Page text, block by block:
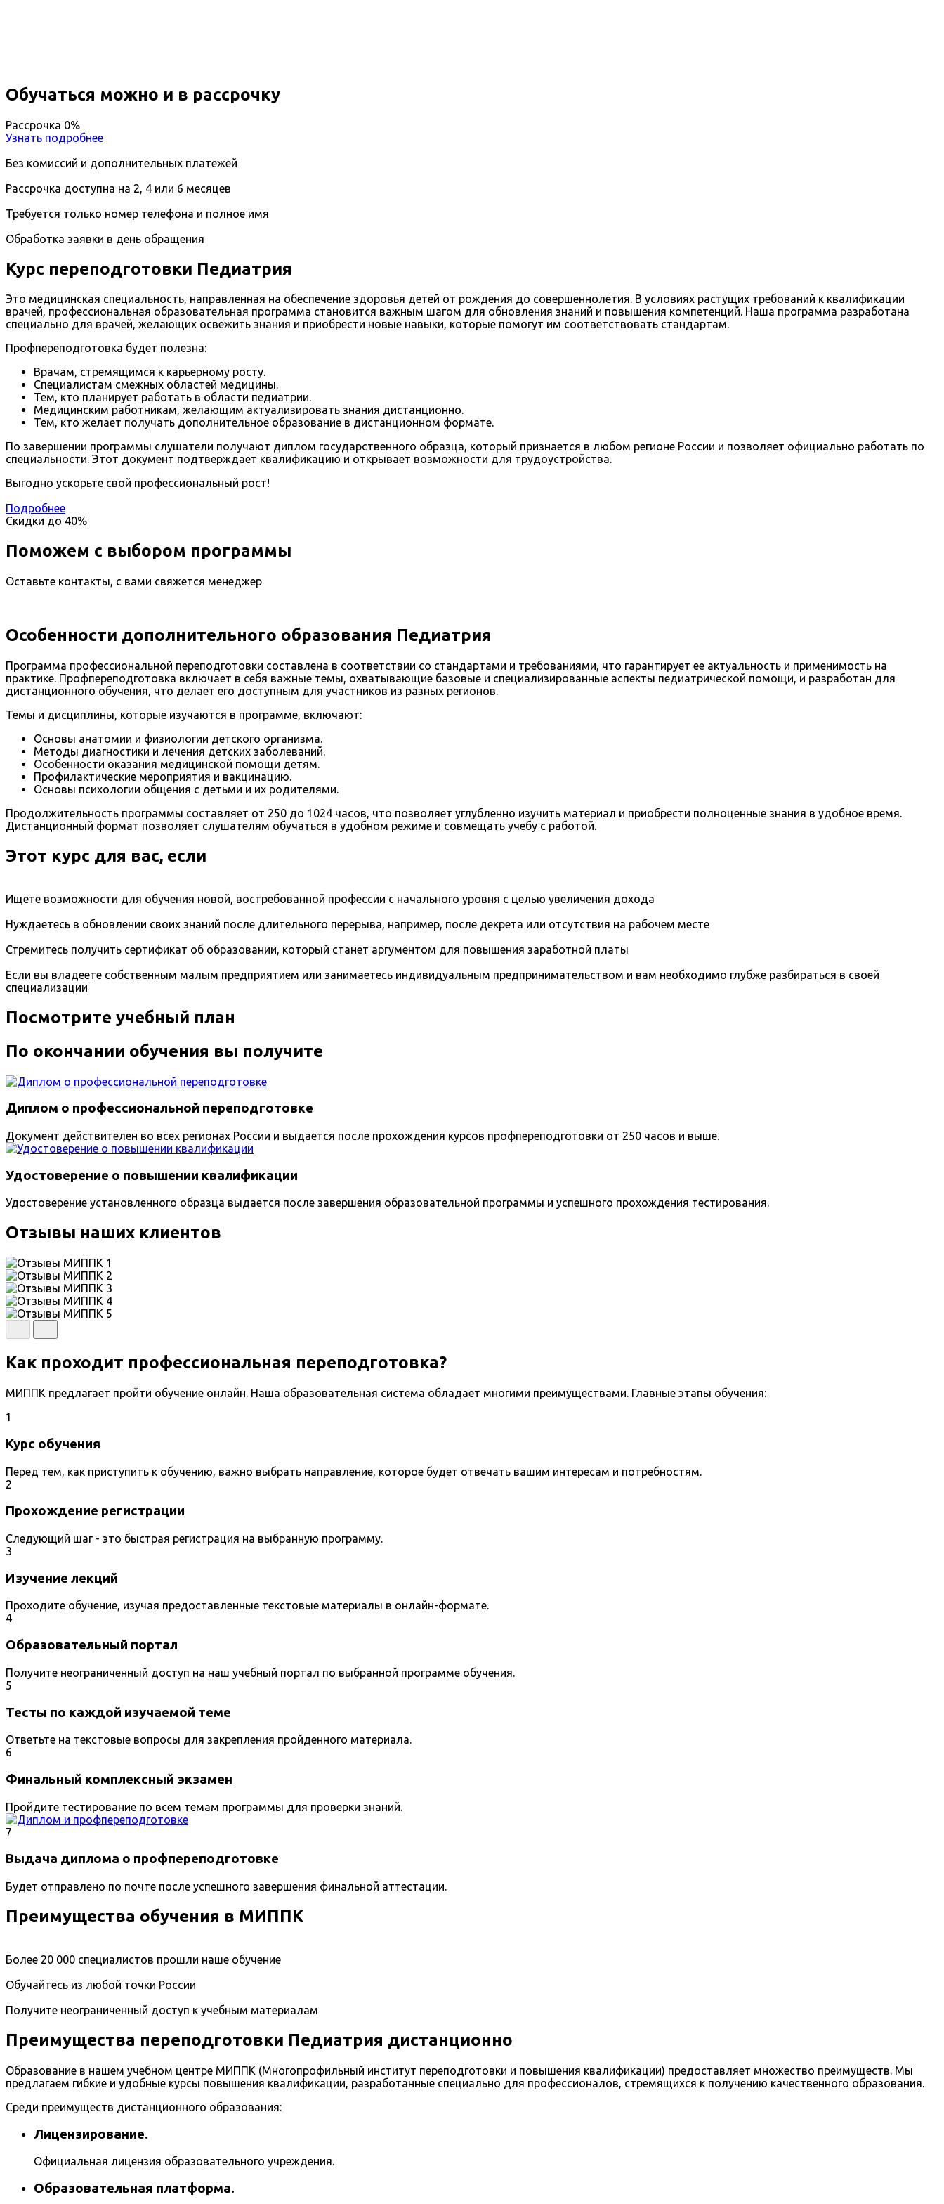
Обучаться можно и в рассрочку
Рассрочка 0%
Узнать подробнее
Без комиссий и дополнительных платежей
Рассрочка доступна на 2, 4 или 6 месяцев
Требуется только номер телефона и полное имя
Обработка заявки в день обращения
Курс переподготовки Педиатрия
Это медицинская специальность, направленная на обеспечение здоровья детей от рождения до совершеннолетия. В условиях растущих требований к квалификации
врачей, профессиональная образовательная программа становится важным шагом для обновления знаний и повышения компетенций. Наша программа разработана
специально для врачей, желающих освежить знания и приобрести новые навыки, которые помогут им соответствовать стандартам.
Профпереподготовка будет полезна:
Врачам, стремящимся к карьерному росту.
Специалистам смежных областей медицины.
Тем, кто планирует работать в области педиатрии.
Медицинским работникам, желающим актуализировать знания дистанционно.
Тем, кто желает получать дополнительное образование в дистанционном формате.
По завершении программы слушатели получают диплом государственного образца, который признается в любом регионе России и позволяет официально работать по
специальности. Этот документ подтверждает квалификацию и открывает возможности для трудоустройства.
Выгодно ускорьте свой профессиональный рост!
Подробнее
Скидки до 40%
Поможем с выбором программы
Оставьте контакты, с вами свяжется менеджер
Особенности дополнительного образования Педиатрия
Программа профессиональной переподготовки составлена в соответствии со стандартами и требованиями, что гарантирует ее актуальность и применимость на
практике. Профпереподготовка включает в себя важные темы, охватывающие базовые и специализированные аспекты педиатрической помощи, и разработан для
дистанционного обучения, что делает его доступным для участников из разных регионов.
Темы и дисциплины, которые изучаются в программе, включают:
Основы анатомии и физиологии детского организма.
Методы диагностики и лечения детских заболеваний.
Особенности оказания медицинской помощи детям.
Профилактические мероприятия и вакцинацию.
Основы психологии общения с детьми и их родителями.
Продолжительность программы составляет от 250 до 1024 часов, что позволяет углубленно изучить материал и приобрести полноценные знания в удобное время.
Дистанционный формат позволяет слушателям обучаться в удобном режиме и совмещать учебу с работой.
Этот курс для вас, если
Ищете возможности для обучения новой, востребованной профессии с начального уровня с целью увеличения дохода
Нуждаетесь в обновлении своих знаний после длительного перерыва, например, после декрета или отсутствия на рабочем месте
Стремитесь получить сертификат об образовании, который станет аргументом для повышения заработной платы
Если вы владеете собственным малым предприятием или занимаетесь индивидуальным предпринимательством и вам необходимо глубже разбираться в своей
специализации
Посмотрите учебный план
По окончании обучения вы получите
Диплом о профессиональной переподготовке
Документ действителен во всех регионах России и выдается после прохождения курсов профпереподготовки от 250 часов и выше.
Удостоверение о повышении квалификации
Удостоверение установленного образца выдается после завершения образовательной программы и успешного прохождения тестирования.
Отзывы наших клиентов
Как проходит профессиональная переподготовка?
МИППК предлагает пройти обучение онлайн. Наша образовательная система обладает многими преимуществами. Главные этапы обучения:
1
Курс обучения
Перед тем, как приступить к обучению, важно выбрать направление, которое будет отвечать вашим интересам и потребностям.
2
Прохождение регистрации
Следующий шаг - это быстрая регистрация на выбранную программу.
3
Изучение лекций
Проходите обучение, изучая предоставленные текстовые материалы в онлайн-формате.
4
Образовательный портал
Получите неограниченный доступ на наш учебный портал по выбранной программе обучения.
5
Тесты по каждой изучаемой теме
Ответьте на текстовые вопросы для закрепления пройденного материала.
6
Финальный комплексный экзамен
Пройдите тестирование по всем темам программы для проверки знаний.
7
Выдача диплома о профпереподготовке
Будет отправлено по почте после успешного завершения финальной аттестации.
Преимущества обучения в МИППК
Более 20 000 специалистов прошли наше обучение
Обучайтесь из любой точки России
Получите неограниченный доступ к учебным материалам
Преимущества переподготовки Педиатрия дистанционно
Образование в нашем учебном центре МИППК (Многопрофильный институт переподготовки и повышения квалификации) предоставляет множество преимуществ. Мы
предлагаем гибкие и удобные курсы повышения квалификации, разработанные специально для профессионалов, стремящихся к получению качественного образования.
Среди преимуществ дистанционного образования:
Лицензирование.
Официальная лицензия образовательного учреждения.
Образовательная платформа.